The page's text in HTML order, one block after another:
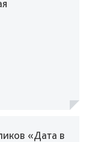
«Дата в